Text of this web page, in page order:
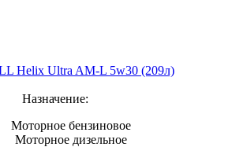
Helix Ultra AM-L 5w30 (209л)
Назначение:
Моторное бензиновое
Моторное дизельное